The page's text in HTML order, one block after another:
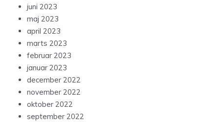
juni 2023
maj 2023
april 2023
marts 2023
februar 2023
januar 2023
december 2022
november 2022
oktober 2022
september 2022